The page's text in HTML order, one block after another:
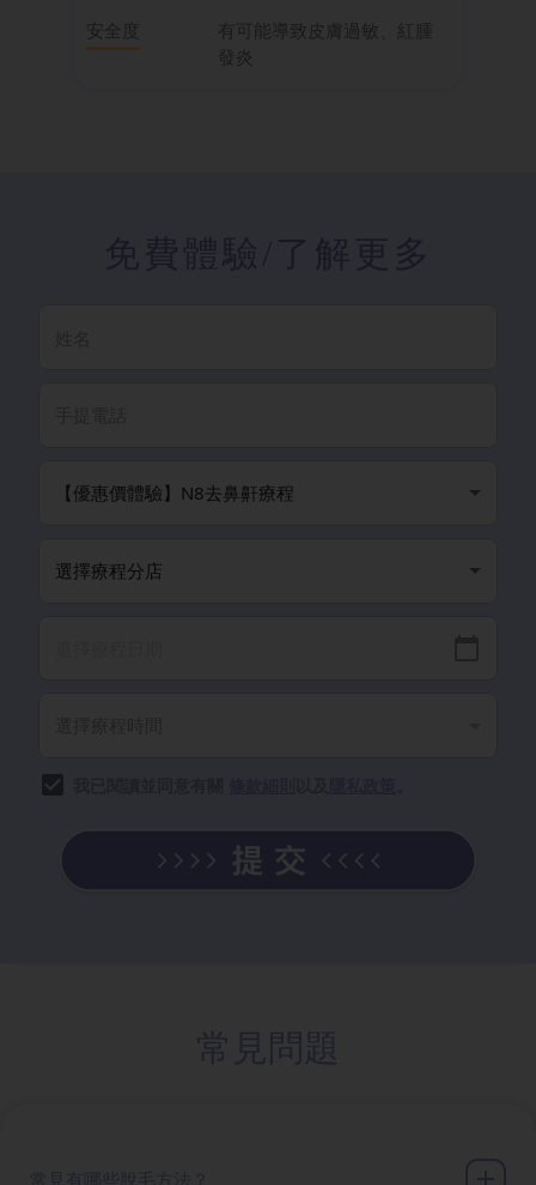
安全度
有可能導致皮膚過敏、紅腫
發炎